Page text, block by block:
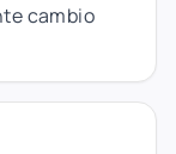
cambio